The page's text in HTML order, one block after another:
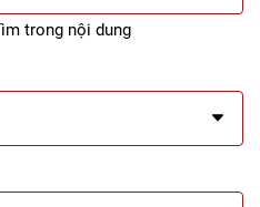
trong nội dung